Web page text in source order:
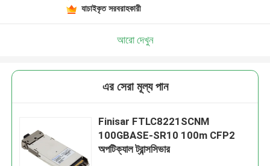
যাচাইকৃত সরবরাহকারী
আরো দেখুন
এর সেরা মূল্য পান
Finisar FTLC8221SCNM
100GBASE-SR10 100m CFP2
অপটিক্যাল ট্রান্সসিভার